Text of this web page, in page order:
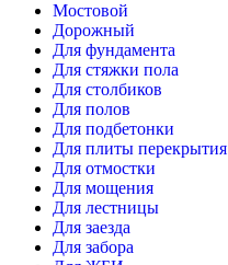
Мостовой
Дорожный
Для фундамента
Для стяжки пола
Для столбиков
Для полов
Для подбетонки
Для плиты перекрытия
Для отмостки
Для мощения
Для лестницы
Для заезда
Для забора